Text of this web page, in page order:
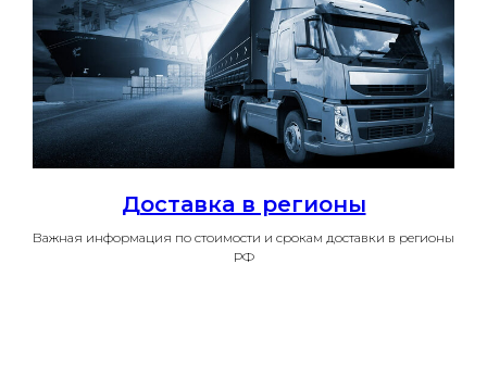
Доставка в регионы
Важная информация по стоимости и срокам доставки в регионы
РФ